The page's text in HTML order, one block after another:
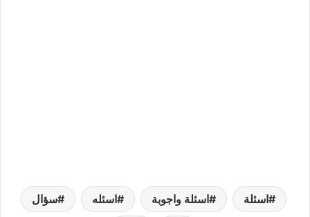
اسئلة اسئلة واجوبة اسئله سؤال